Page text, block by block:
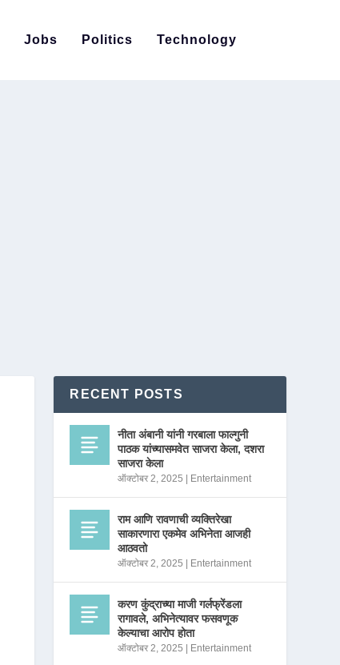
Jobs Politics Technology
RECENT POSTS
नीता अंबानी यांनी गरबाला फाल्गुनी
पाठक यांच्यासमवेत साजरा केला, दशरा
साजरा केला
ऑक्टोबर 2, 2025 Entertainment
राम आणि रावणाची व्यक्तिरेखा
साकारणारा एकमेव अभिनेता आजही
आठवतो
ऑक्टोबर 2, 2025 Entertainment
करण कुंद्राच्या माजी गर्लफ्रेंडला
रागावले, अभिनेत्यावर फसवणूक
केल्याचा आरोप होता
ऑक्टोबर 2, 2025 Entertainment